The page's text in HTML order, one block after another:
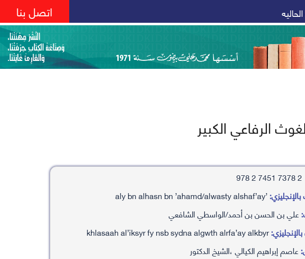
اتصل بنا
الرفاعي الكبير
’aly bn alhasn bn ’ahamd/alwasty alshaf’ay
علي بن الحسن بن أحمد/الواسطي الشافعي
khlasaah al’iksyr fy nsb sydna algwth alrfa’ay alkbyr
عاصم إبراهيم الكيالي ،الشيخ الدكتور